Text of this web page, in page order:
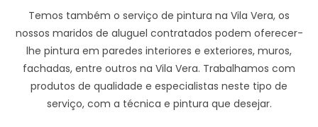
Temos também o serviço de pintura na Vila Vera, os
nossos maridos de aluguel contratados podem oferecer-
lhe pintura em paredes interiores e exteriores, muros,
fachadas, entre outros na Vila Vera. Trabalhamos com
produtos de qualidade e especialistas neste tipo de
serviço, com a técnica e pintura que desejar.